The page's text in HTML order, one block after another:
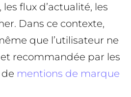
flux d’actualité, les
Dans ce contexte,
que l’utilisateur ne
recommandée par les
mentions de marque